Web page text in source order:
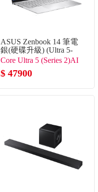
ASUS Zenbook 14 筆電
銀(硬碟升級) (Ultra 5-
225H/16G/2TB SSD/W11)
Core Ultra 5 (Series 2)AI
處理器
$ 47900